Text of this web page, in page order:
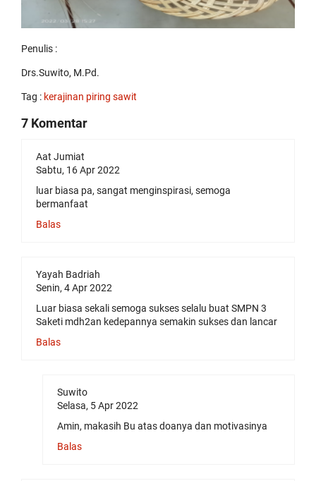
Penulis :
Drs.Suwito, M.Pd.
Tag : kerajinan piring sawit
7 Komentar
Aat Jumiat
Sabtu, 16 Apr 2022
luar biasa pa, sangat menginspirasi, semoga
bermanfaat
Balas
Yayah Badriah
Senin, 4 Apr 2022
Luar biasa sekali semoga sukses selalu buat SMPN 3
Saketi mdh2an kedepannya semakin sukses dan lancar
Balas
Suwito
Selasa, 5 Apr 2022
Amin, makasih Bu atas doanya dan motivasinya
Balas